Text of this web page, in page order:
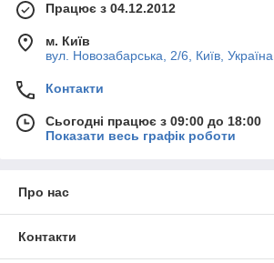
Працює з 04.12.2012
м. Київ
вул. Новозабарська, 2/6, Київ, Україна
Контакти
Сьогодні працює з 09:00 до 18:00
Показати весь графік роботи
Про нас
Контакти